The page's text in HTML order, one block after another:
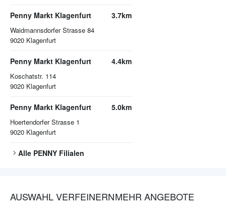
Penny Markt Klagenfurt
Waidmannsdorfer Strasse 84
9020 Klagenfurt
3.7km
Penny Markt Klagenfurt
Koschatstr. 114
9020 Klagenfurt
4.4km
Penny Markt Klagenfurt
Hoertendorfer Strasse 1
9020 Klagenfurt
5.0km
Alle PENNY Filialen
AUSWAHL VERFEINERNMEHR ANGEBOTE